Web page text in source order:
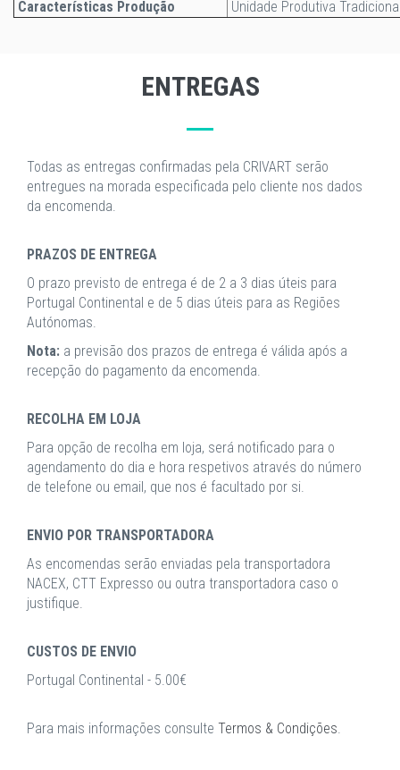
Características Produção
Unidade Produtiva
ENTREGAS
Todas as entregas confirmadas pela CRIVART serão
entregues na morada especificada pelo cliente nos dados
da encomenda.
PRAZOS DE ENTREGA
O prazo previsto de entrega é de 2 a 3 dias úteis para
Portugal Continental e de 5 dias úteis para as Regiões
Autónomas.
Nota: a previsão dos prazos de entrega é válida após a
recepção do pagamento da encomenda.
RECOLHA EM LOJA
Para opção de recolha em loja, será notificado para o
agendamento do dia e hora respetivos através do número
de telefone ou email, que nos é facultado por si.
ENVIO POR TRANSPORTADORA
As encomendas serão enviadas pela transportadora
NACEX, CTT Expresso ou outra transportadora caso o
justifique.
CUSTOS DE ENVIO
Portugal Continental - 5.00€
Para mais informações consulte Termos & Condições.